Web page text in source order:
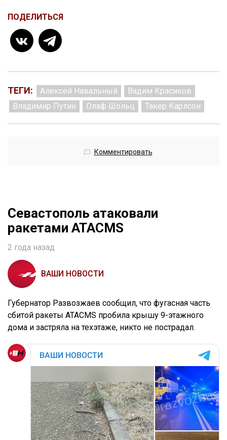
ПОДЕЛИТЬСЯ
ТЕГИ: Алексей Навальный
Вадим Красиков
Владимир Путин
Олаф Шольц Такер Карлсон
Комментировать
Севастополь атаковали
ракетами ATACMS
2 года назад
ВАШИ НОВОСТИ
Губернатор Развозжаев сообщил, что фугасная часть
сбитой ракеты ATACMS пробила крышу 9-этажного
дома и застряла на техэтаже, никто не пострадал.